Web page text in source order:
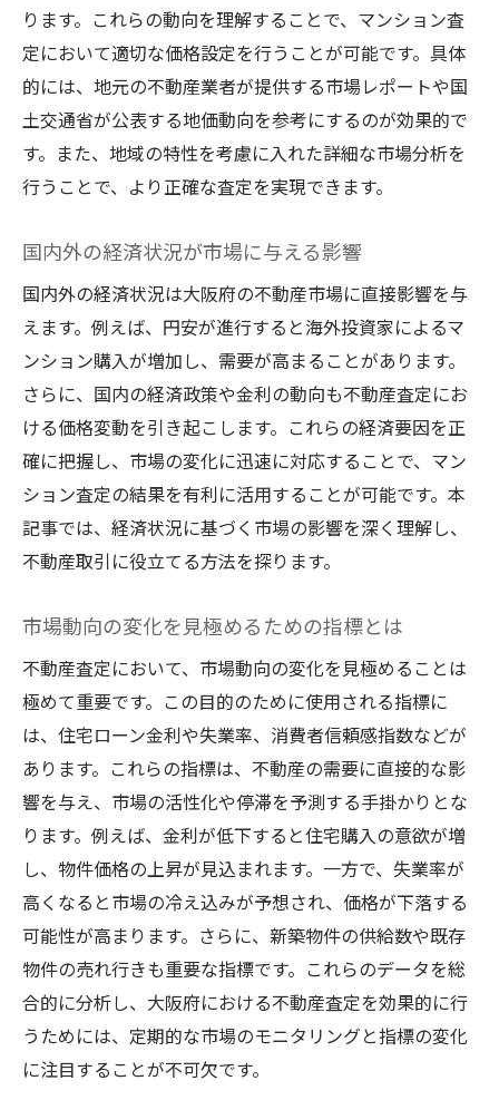
価格傾向を活用したリスク管理戦略
市場価格と実勢価格の違いを理解する
信頼できる不動産業者の選び方とその基準
優良業者を見つけるためのチェックポイン
ト
不動産業者の実績と評価を確認する方法
契約前に確認すべき業者の信頼性指標
業者選びで避けるべき落とし穴と対策
信頼できる業者と良好な関係を築くために
査定を成功させるための実践的なアドバイス
査定前に準備すべき書類と情報
プロフェッショナル査定のメリットと活用
法
査定結果を高めるための物件の魅力アップ
ポイント
不動産査定での交渉力を高めるために
査定後のフォローアップが成功を左右する
理由
査定を活用した効果的な不動産取引の進め方
査定を活かした売却戦略の構築方法
購入希望者との交渉を成功させるテクニッ
ク
査定結果を基にした適正価格の設定方法
査定情報を活用したリスク管理の重要性
取引をスムーズに進めるためのコミュニケ
ーション術
査定を活用した資産価値向上のアプローチ
大阪府でのマンション査定の成功事例から学ぶ
ります。これらの動向を理解することで、マンション査
定において適切な価格設定を行うことが可能です。具体
的には、地元の不動産業者が提供する市場レポートや国
土交通省が公表する地価動向を参考にするのが効果的で
す。また、地域の特性を考慮に入れた詳細な市場分析を
行うことで、より正確な査定を実現できます。
国内外の経済状況が市場に与える影響
国内外の経済状況は大阪府の不動産市場に直接影響を与
えます。例えば、円安が進行すると海外投資家によるマ
ンション購入が増加し、需要が高まることがあります。
さらに、国内の経済政策や金利の動向も不動産査定にお
ける価格変動を引き起こします。これらの経済要因を正
確に把握し、市場の変化に迅速に対応することで、マン
ション査定の結果を有利に活用することが可能です。本
記事では、経済状況に基づく市場の影響を深く理解し、
不動産取引に役立てる方法を探ります。
市場動向の変化を見極めるための指標とは
不動産査定において、市場動向の変化を見極めることは
極めて重要です。この目的のために使用される指標に
は、住宅ローン金利や失業率、消費者信頼感指数などが
あります。これらの指標は、不動産の需要に直接的な影
響を与え、市場の活性化や停滞を予測する手掛かりとな
ります。例えば、金利が低下すると住宅購入の意欲が増
し、物件価格の上昇が見込まれます。一方で、失業率が
高くなると市場の冷え込みが予想され、価格が下落する
可能性が高まります。さらに、新築物件の供給数や既存
物件の売れ行きも重要な指標です。これらのデータを総
合的に分析し、大阪府における不動産査定を効果的に行
うためには、定期的な市場のモニタリングと指標の変化
に注目することが不可欠です。